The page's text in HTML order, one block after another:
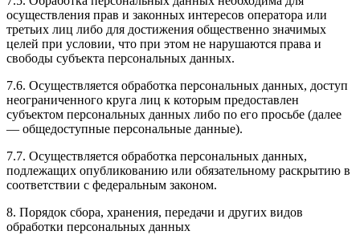
осуществления прав и законных интересов оператора или
третьих лиц либо для достижения общественно значимых
целей при условии, что при этом не нарушаются права и
свободы субъекта персональных данных.
7.6. Осуществляется обработка персональных данных, доступ
неограниченного круга лиц к которым предоставлен
субъектом персональных данных либо по его просьбе (далее
— общедоступные персональные данные).
7.7. Осуществляется обработка персональных данных,
подлежащих опубликованию или обязательному раскрытию в
соответствии с федеральным законом.
8. Порядок сбора, хранения, передачи и других видов
обработки персональных данных